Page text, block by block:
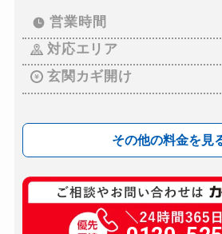
ドアノブカギ交換
営業時間
対応エリア
玄関カギ開け
その他の料金を見
玄関カギ複製
玄関カギ開け